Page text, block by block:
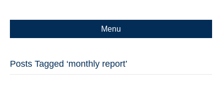
Menu
Posts Tagged ‘monthly report’